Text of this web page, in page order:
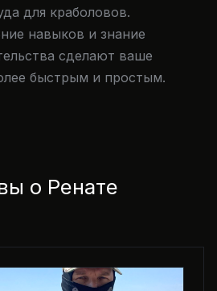
для краболовов.
навыков и знание
сделают ваше
быстрым и простым.
о Ренате